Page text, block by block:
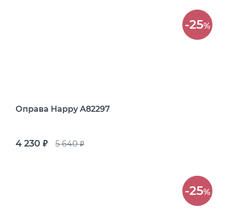
-25%
Оправа Happy A82297
4 230 руб. 5 640руб.
-25%